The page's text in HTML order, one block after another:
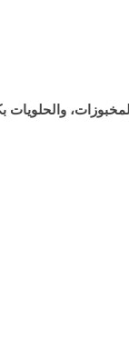
العجائن، والمخبوزات،